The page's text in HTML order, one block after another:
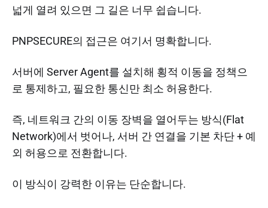
넓게 열려 있으면 그 길은 너무 쉽습니다.
PNPSECURE의 접근은 여기서 명확합니다.
서버에 Server Agent를 설치해 횡적 이동을 정책으
로 통제하고, 필요한 통신만 최소 허용한다.
즉, 네트워크 간의 이동 장벽을 열어두는 방식(Flat
Network)에서 벗어나, 서버 간 연결을 기본 차단 + 예
외 허용으로 전환합니다.
이 방식이 강력한 이유는 단순합니다.